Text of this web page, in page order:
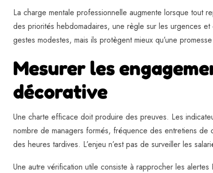
La charge mentale professionnelle augmente lorsque tout
des priorités hebdomadaires, une règle sur les urgences
gestes modestes, mais ils protègent mieux qu’une
Mesurer les
décorative
Une charte efficace doit produire des preuves. Les
nombre de managers formés, fréquence des entretiens de
des heures tardives. L’enjeu n’est pas de surveiller les
Une autre vérification utile consiste à rapprocher les